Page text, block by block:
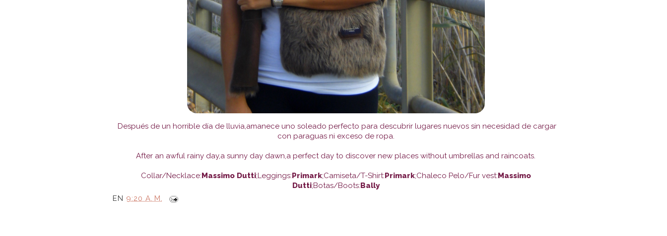
Después de un horrible día de lluvia,amanece uno soleado perfecto para descubrir lugares nuevos sin necesidad de cargar
con paraguas ni exceso de ropa.
After an awful rainy day,a sunny day dawn,a perfect day to discover new places without umbrellas and raincoats.
Collar/Necklace:Massimo Dutti;Leggings:Primark;Camiseta/T-Shirt:Primark;Chaleco Pelo/Fur vest:Massimo
Dutti;Botas/Boots:Bally
EN 9:20 A. M.